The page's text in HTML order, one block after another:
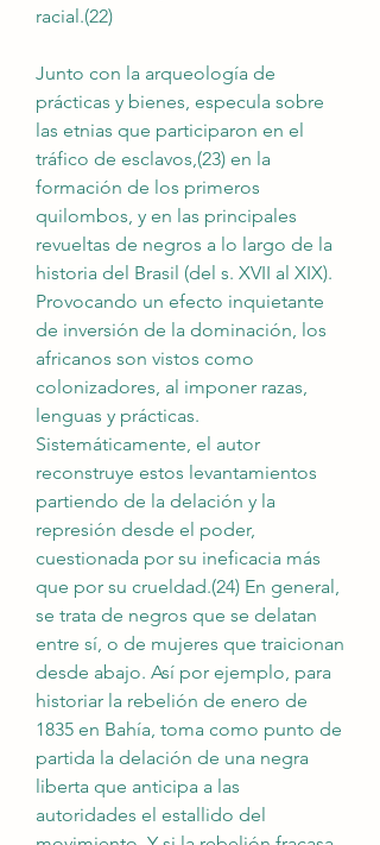
racial.(22)
Junto con la arqueología de
prácticas y bienes, especula sobre
las etnias que participaron en el
tráfico de esclavos,(23) en la
formación de los primeros
quilombos, y en las principales
revueltas de negros a lo largo de la
historia del Brasil (del s. XVII al XIX).
Provocando un efecto inquietante
de inversión de la dominación, los
africanos son vistos como
colonizadores, al imponer razas,
lenguas y prácticas.
Sistemáticamente, el autor
reconstruye estos levantamientos
partiendo de la delación y la
represión desde el poder,
cuestionada por su ineficacia más
que por su crueldad.(24) En general,
se trata de negros que se delatan
entre sí, o de mujeres que traicionan
desde abajo. Así por ejemplo, para
historiar la rebelión de enero de
1835 en Bahía, toma como punto de
partida la delación de una negra
liberta que anticipa a las
autoridades el estallido del